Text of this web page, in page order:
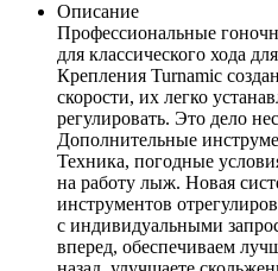
Описание
Профессиональные
для классического хода
Крепления Turnamic
скорости, их легко
регулировать. Это дело
Дополнительные
Техника, погодные
на работу лыж. Новая
инструментов
с индивидуальными
вперед, обеспечиваем